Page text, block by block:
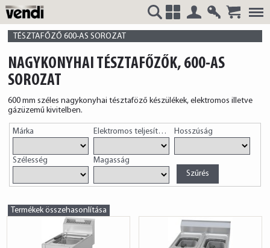
VENDI
HUNGÁRIA
Kft.
TÉSZTAFŐZŐ 600-AS SOROZAT
NAGYKONYHAI TÉSZTAFŐZŐK, 600-AS
SOROZAT
600 mm széles nagykonyhai tésztaföző készülékek, elektromos illetve
gázüzemű kivitelben.
Márka Elektromos teljesítményHosszúság
Szélesség Magasság
Termékek összehasonlítása